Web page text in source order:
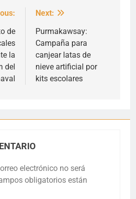
de
la
del
Next:
Purmakawsay:
Campaña para
canjear latas de
nieve artificial por
kits escolares
electrónico no será
obligatorios están